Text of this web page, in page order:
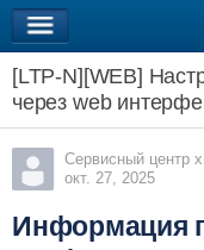
[LTP-N][WEB]
через web
Сервисный центр
окт. 27, 2025
Информация